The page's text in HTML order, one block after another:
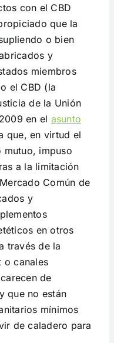
con el CBD
que la
o bien
y
miembros
el CBD (la
de la Unión
en el asunto
que, en virtud el
impuso
a la limitación
Común de
y
en otros
través de la
o canales
de
que no están
mínimos
de caladero para